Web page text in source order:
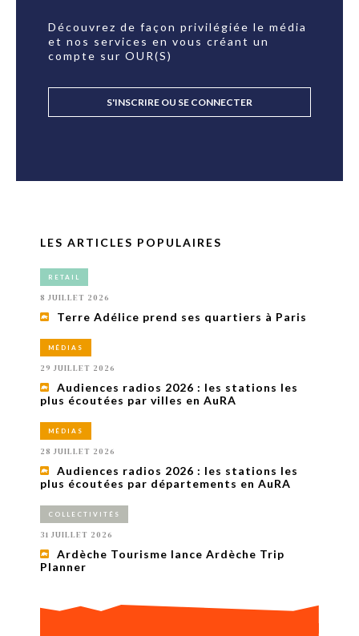
Découvrez de façon privilégiée le média
et nos services en vous créant un
compte sur OUR(S)
S'INSCRIRE OU SE CONNECTER
LES ARTICLES POPULAIRES
RETAIL
8 JUILLET 2026
Terre Adélice prend ses quartiers à Paris
MÉDIAS
29 JUILLET 2026
Audiences radios 2026 : les stations les
plus écoutées par villes en AuRA
MÉDIAS
28 JUILLET 2026
Audiences radios 2026 : les stations les
plus écoutées par départements en AuRA
COLLECTIVITÉS
31 JUILLET 2026
Ardèche Tourisme lance Ardèche Trip
Planner